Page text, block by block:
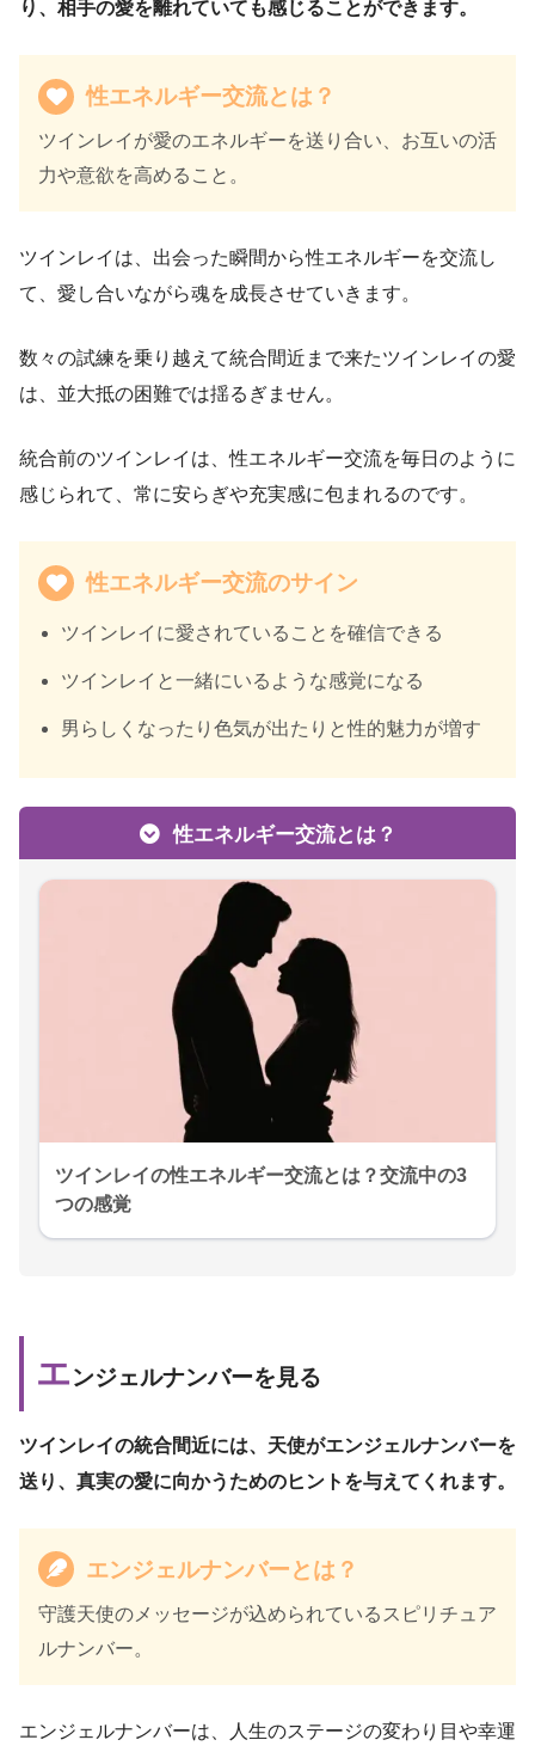
り、相手の愛を離れていても感じることができます。
性エネルギー交流とは？
ツインレイが愛のエネルギーを送り合い、お互いの活
力や意欲を高めること。
ツインレイは、出会った瞬間から性エネルギーを交流し
て、愛し合いながら魂を成長させていきます。
数々の試練を乗り越えて統合間近まで来たツインレイの愛
は、並大抵の困難では揺るぎません。
統合前のツインレイは、性エネルギー交流を毎日のように
感じられて、常に安らぎや充実感に包まれるのです。
性エネルギー交流のサイン
ツインレイに愛されていることを確信できる
ツインレイと一緒にいるような感覚になる
男らしくなったり色気が出たりと性的魅力が増す
性エネルギー交流とは？
ツインレイの性エネルギー交流とは？交流中の3
つの感覚
エンジェルナンバーを見る
ツインレイの統合間近には、天使がエンジェルナンバーを
送り、真実の愛に向かうためのヒントを与えてくれます。
エンジェルナンバーとは？
守護天使のメッセージが込められているスピリチュア
ルナンバー。
エンジェルナンバーは、人生のステージの変わり目や幸運